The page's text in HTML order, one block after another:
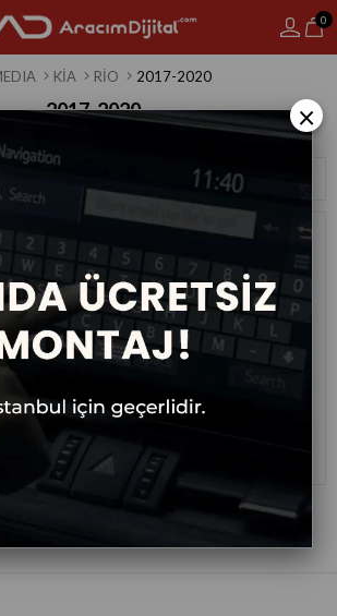
0
KIA RIO 2017-2020
2017-2020
Filtreleme
Sistemi
×